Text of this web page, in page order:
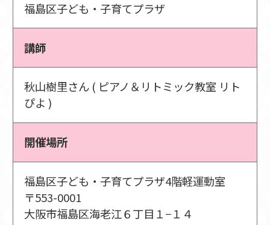
福島区子ども・子育てプラザ
講師
秋山樹里さん ( ピアノ＆リトミック教室 リト
ぴよ )
開催場所
福島区子ども・子育てプラザ4階軽運動室
〒553-0001
大阪市福島区海老江６丁目１−１４